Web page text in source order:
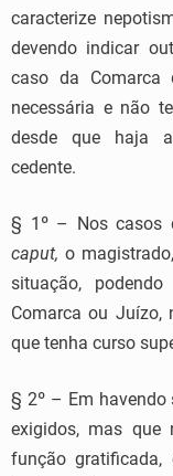
caracterize
devendo indicar
caso da Comarca
necessária e não
desde que haja
cedente.
§ 1º – Nos casos
caput,o
situação,
Comarca ou Juízo,
que tenha curso
§ 2º – Em havendo
exigidos, mas que
função gratificada,